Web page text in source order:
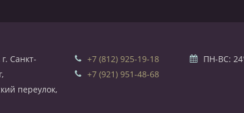
Санкт-
переулок,
+7 (812) 925-19-18
+7 (921) 951-48-68
ПН-ВС: